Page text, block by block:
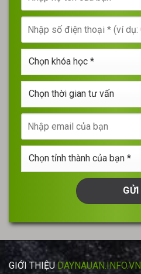
họ
tên
của
bạn
*
số
điện
thoại
khóa
học
thời
gian
tư
vấnemail
của
bạn
tỉnh
GIỚI THIỆUDAYNAUAN.INFO.VN